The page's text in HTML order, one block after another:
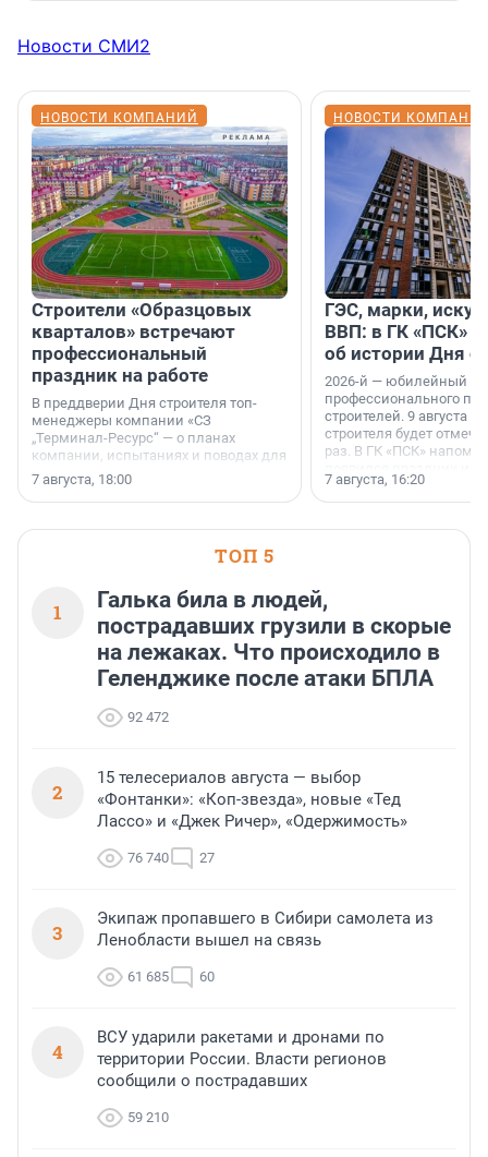
Новости СМИ2
НОВОСТИ КОМПАНИЙ
Строители «Образцовых
кварталов» встречают
профессиональный
праздник на работе
В преддверии Дня строителя топ-
менеджеры компании «СЗ
„Терминал-Ресурс“ — о планах
компании, испытаниях и поводах для
осторожного оптимизма.
7 августа, 18:00
НОВОСТИ
ГЭС, марки,
ВВП: в ГК «ПСК»
об истории Дня
2026-й — юбилейный
профессионального
строителей. 9 августа
строителя будет
раз. В ГК «ПСК»
поменялась роль
7 августа, 16:20
ТОП 5
1
Галька била в людей,
пострадавших грузили в скорые
на лежаках. Что происходило в
Геленджике после атаки БПЛА
92 472
2
15 телесериалов августа — выбор
«Фонтанки»: «Коп-звезда», новые «Тед
Лассо» и «Джек Ричер», «Одержимость»
76 740 27
3
Экипаж пропавшего в Сибири самолета из
Ленобласти вышел на связь
61 685 60
4
ВСУ ударили ракетами и дронами по
территории России. Власти регионов
сообщили о пострадавших
59 210